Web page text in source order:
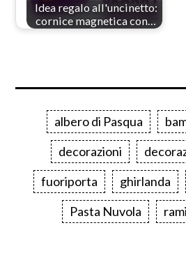
Idea regalo all'uncinetto:
cornice magnetica con…
albero di Pasqua
decorazioni
fuoriporta
ghirlanda
Pasta Nuvola
rami